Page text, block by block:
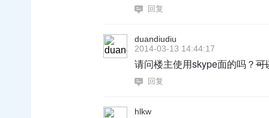
回复
duandiudiu
2014-03-13 14:44:17
请问楼主使用skype面的吗？可
回复
hlkw